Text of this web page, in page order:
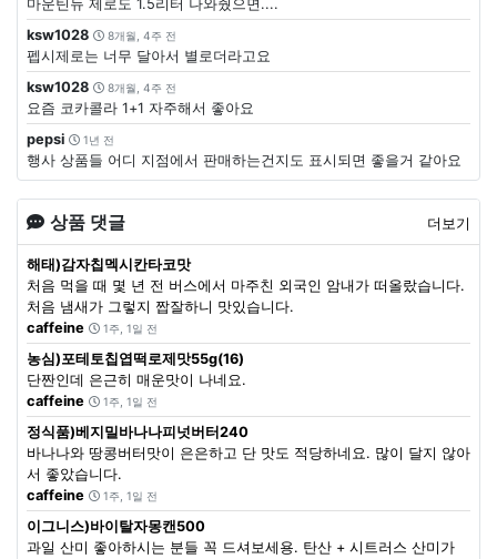
마운틴듀 제로도 1.5리터 나와줬으면....
ksw1028
8개월, 4주 전
펩시제로는 너무 달아서 별로더라고요
ksw1028
8개월, 4주 전
요즘 코카콜라 1+1 자주해서 좋아요
pepsi
1년 전
행사 상품들 어디 지점에서 판매하는건지도 표시되면 좋을거 같아요
상품 댓글 더보기
해태)감자칩멕시칸타코맛
처음 먹을 때 몇 년 전 버스에서 마주친 외국인 암내가 떠올랐습니다.
처음 냄새가 그렇지 짭잘하니 맛있습니다.
caffeine
1주, 1일 전
농심)포테토칩엽떡로제맛55g(16)
단짠인데 은근히 매운맛이 나네요.
caffeine
1주, 1일 전
정식품)베지밀바나나피넛버터240
바나나와 땅콩버터맛이 은은하고 단 맛도 적당하네요. 많이 달지 않아
서 좋았습니다.
caffeine
1주, 1일 전
이그니스)바이탈자몽캔500
과일 산미 좋아하시는 분들 꼭 드셔보세용. 탄산 + 시트러스 산미가